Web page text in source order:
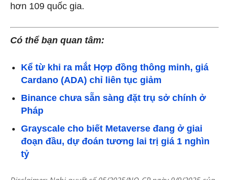
hơn 109 quốc gia.
Có thể bạn quan tâm:
Kể từ khi ra mắt Hợp đồng thông minh, giá
Cardano (ADA) chỉ liên tục giảm
Binance chưa sẵn sàng đặt trụ sở chính ở
Pháp
Grayscale cho biết Metaverse đang ở giai
đoạn đầu, dự đoán tương lai trị giá 1 nghìn
tỷ